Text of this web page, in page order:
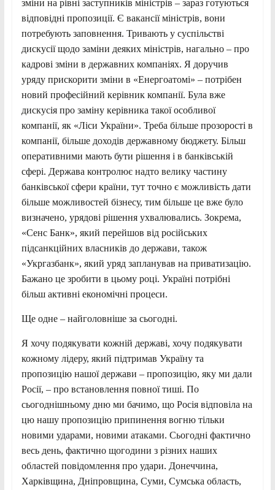
зміни на рівні заступників міністрів – зараз готуються
відповідні пропозиції. Є вакансії міністрів, вони
потребують заповнення. Тривають у суспільстві
дискусії щодо заміни деяких міністрів, нагально – про
кадрові зміни в державних компаніях. Я доручив
уряду прискорити зміни в «Енергоатомі» – потрібен
новий професійний керівник компанії. Була вже
дискусія про заміну керівника такої особливої
компанії, як «Ліси України». Треба більше прозорості в
компанії, більше доходів державному бюджету. Більш
оперативними мають бути рішення і в банківській
сфері. Держава контролює надто велику частину
банківської сфери країни, тут точно є можливість дати
більше можливостей бізнесу, тим більше це вже було
визначено, урядові рішення ухвалювались. Зокрема,
«Сенс Банк», який перейшов від російських
підсанкційних власників до держави, також
«Укргазбанк», який уряд запланував на приватизацію.
Бажано це зробити в цьому році. Україні потрібні
більш активні економічні процеси.
Ще одне – найголовніше за сьогодні.
Я хочу подякувати кожній державі, хочу подякувати
кожному лідеру, який підтримав Україну та
пропозицію нашої держави – пропозицію, яку ми дали
Росії, – про встановлення повної тиші. По
сьогоднішньому дню ми бачимо, що Росія відповіла на
цю нашу пропозицію припинення вогню тільки
новими ударами, новими атаками. Сьогодні фактично
весь день, фактично щогодини з різних наших
областей повідомлення про удари. Донеччина,
Харківщина, Дніпровщина, Суми, Сумська область,